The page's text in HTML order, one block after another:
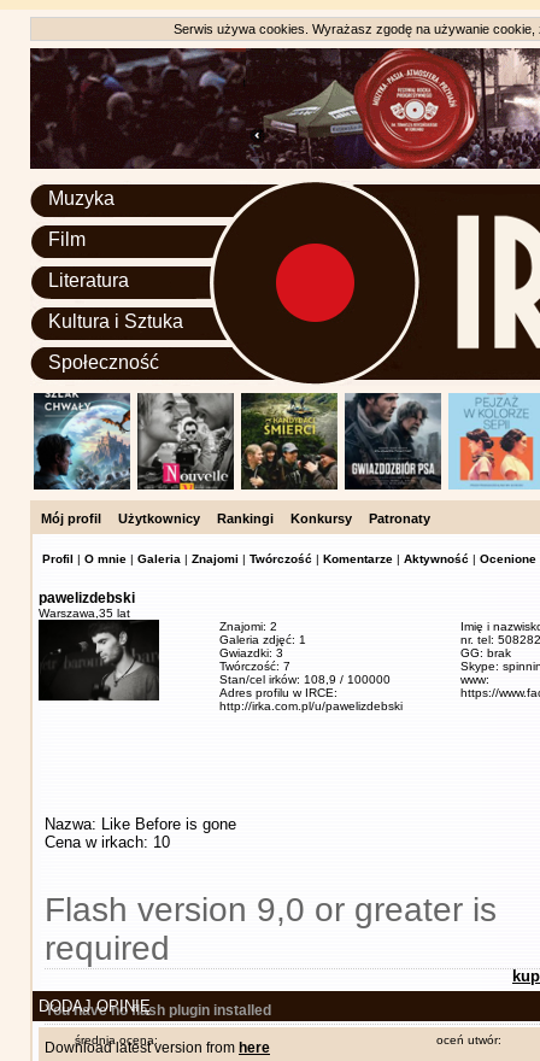
Serwis używa cookies. Wyrażasz zgodę na używanie
Muzyka
Film
Literatura
Kultura i Sztuka
Społeczność
Mój profil Użytkownicy Rankingi Konkursy Patronaty
Profil | O mnie | Galeria | Znajomi | Twórczość | Komentarze | Aktywność | Ocenione
pawelizdebski
Warszawa, 35 lat
Znajomi: 2
Galeria zdjęć: 1
Gwiazdki: 3
Twórczość: 7
Stan/cel irków: 108,9 / 100000
Adres profilu w IRCE:
http://irka.com.pl/u/pawelizdebski
Imię i
nr. tel:
GG: brak
Skype:
www:
https://
Nazwa: Like Before is gone
Cena w irkach: 10
Flash version 9,0 or greater is
required
You have no flash plugin installed
Download latest version from here
DODAJ OPINIĘ
średnia ocena: oceń utwór: